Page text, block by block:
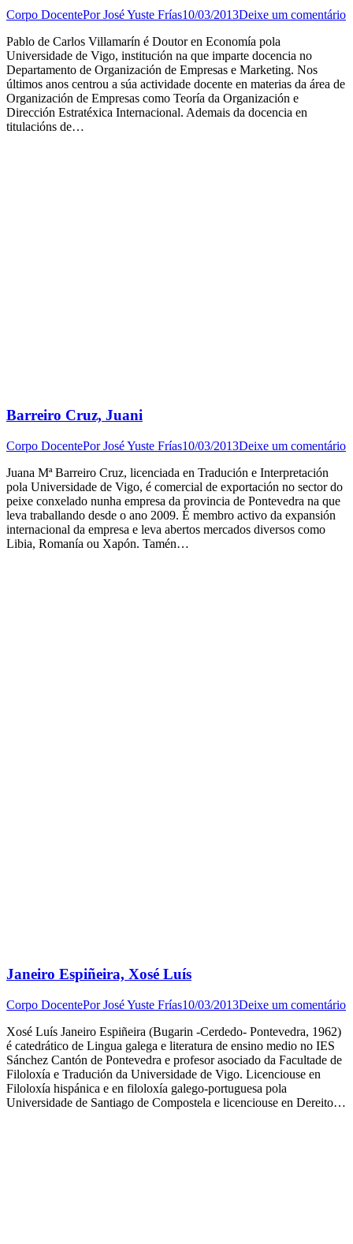
Corpo DocentePorJosé Yuste Frías10/03/2013Deixe um comentário
Pablo de Carlos Villamarín é Doutor en Economía pola
Universidade de Vigo, institución na que imparte docencia no
Departamento de Organización de Empresas e Marketing. Nos
últimos anos centrou a súa actividade docente en materias da área de
Organización de Empresas como Teoría da Organización e
Dirección Estratéxica Internacional. Ademais da docencia en
titulacións de…
Barreiro Cruz, Juani
Corpo DocentePorJosé Yuste Frías10/03/2013Deixe um comentário
Juana Mª Barreiro Cruz, licenciada en Tradución e Interpretación
pola Universidade de Vigo, é comercial de exportación no sector do
peixe conxelado nunha empresa da provincia de Pontevedra na que
leva traballando desde o ano 2009. É membro activo da expansión
internacional da empresa e leva abertos mercados diversos como
Libia, Romanía ou Xapón. Tamén…
Janeiro Espiñeira, Xosé Luís
Corpo DocentePorJosé Yuste Frías10/03/2013Deixe um comentário
Xosé Luís Janeiro Espiñeira (Bugarin -Cerdedo- Pontevedra, 1962)
é catedrático de Lingua galega e literatura de ensino medio no IES
Sánchez Cantón de Pontevedra e profesor asociado da Facultade de
Filoloxía e Tradución da Universidade de Vigo. Licenciouse en
Filoloxía hispánica e en filoloxía galego-portuguesa pola
Universidade de Santiago de Compostela e licenciouse en Dereito…